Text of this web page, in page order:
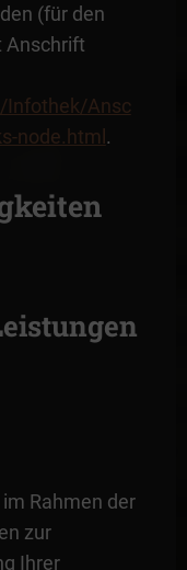
(für den
Anschrift
Infothek/Ansc
node.html .
Rahmen der
zur
Ihrer